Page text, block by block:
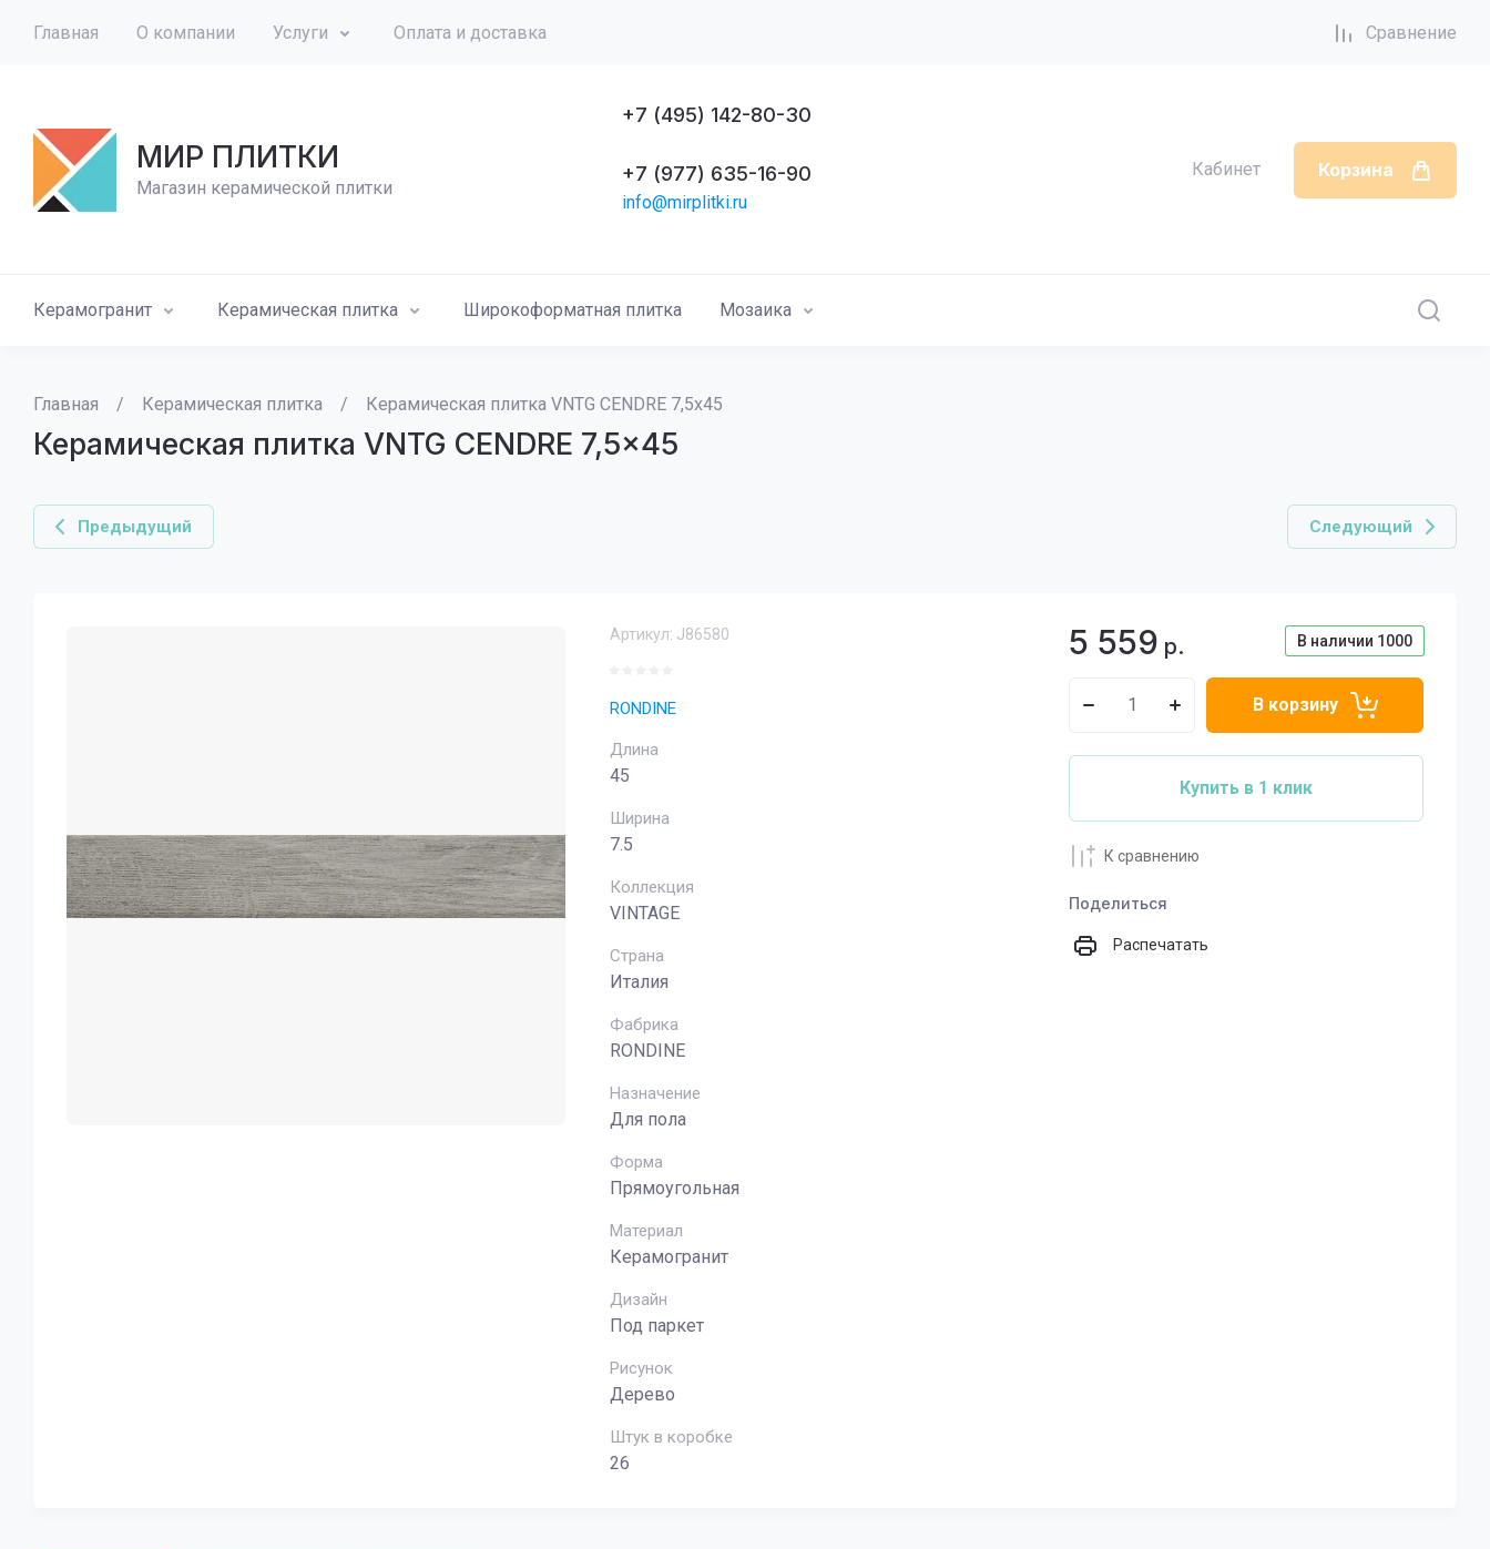
Главная О компании Услуги Оплата и доставка Сравнение
МИР ПЛИТКИ
Магазин керамической плитки
+7 (495) 142-80-30
+7 (977) 635-16-90
info@mirplitki.ru
Кабинет Корзина
Керамогранит Керамическая плитка Широкоформатная плитка Мозаика
Главная / Керамическая плитка / Керамическая плитка VNTG CENDRE 7,5x45
Керамическая плитка VNTG CENDRE 7,5x45
Предыдущий Следующий
Артикул: J86580
RONDINE
Длина
45
Ширина
7.5
Коллекция
VINTAGE
Страна
Италия
Фабрика
RONDINE
Назначение
Для пола
Форма
Прямоугольная
Материал
Керамогранит
Дизайн
Под паркет
Рисунок
Дерево
Штук в коробке
26
В наличии 1000
5 559 р.
В корзину
Купить в 1 клик
К сравнению
Поделиться
Распечатать